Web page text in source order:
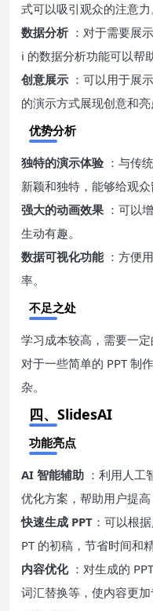
式可以吸引观众的注意力
数据分析 ：对于需要展
i 的数据分析功能可以帮
创意展示 ：可以用于展
的演示方式展现创意和亮
优势分析
独特的演示体验 ：与传
新颖和独特，能够给观众
强大的动画效果 ：可以
生动有趣。
数据可视化功能 ：方便
率。
不足之处
学习成本较高，需要一定
对于一些简单的 PPT 制
杂。
四、SlidesAI
功能亮点
AI 智能辅助 ：利用人
优化方案，帮助用户提高
快速生成 PPT ：可以根
PT 的初稿，节省时间和精
内容优化 ：对生成的
词汇替换等，使内容更加